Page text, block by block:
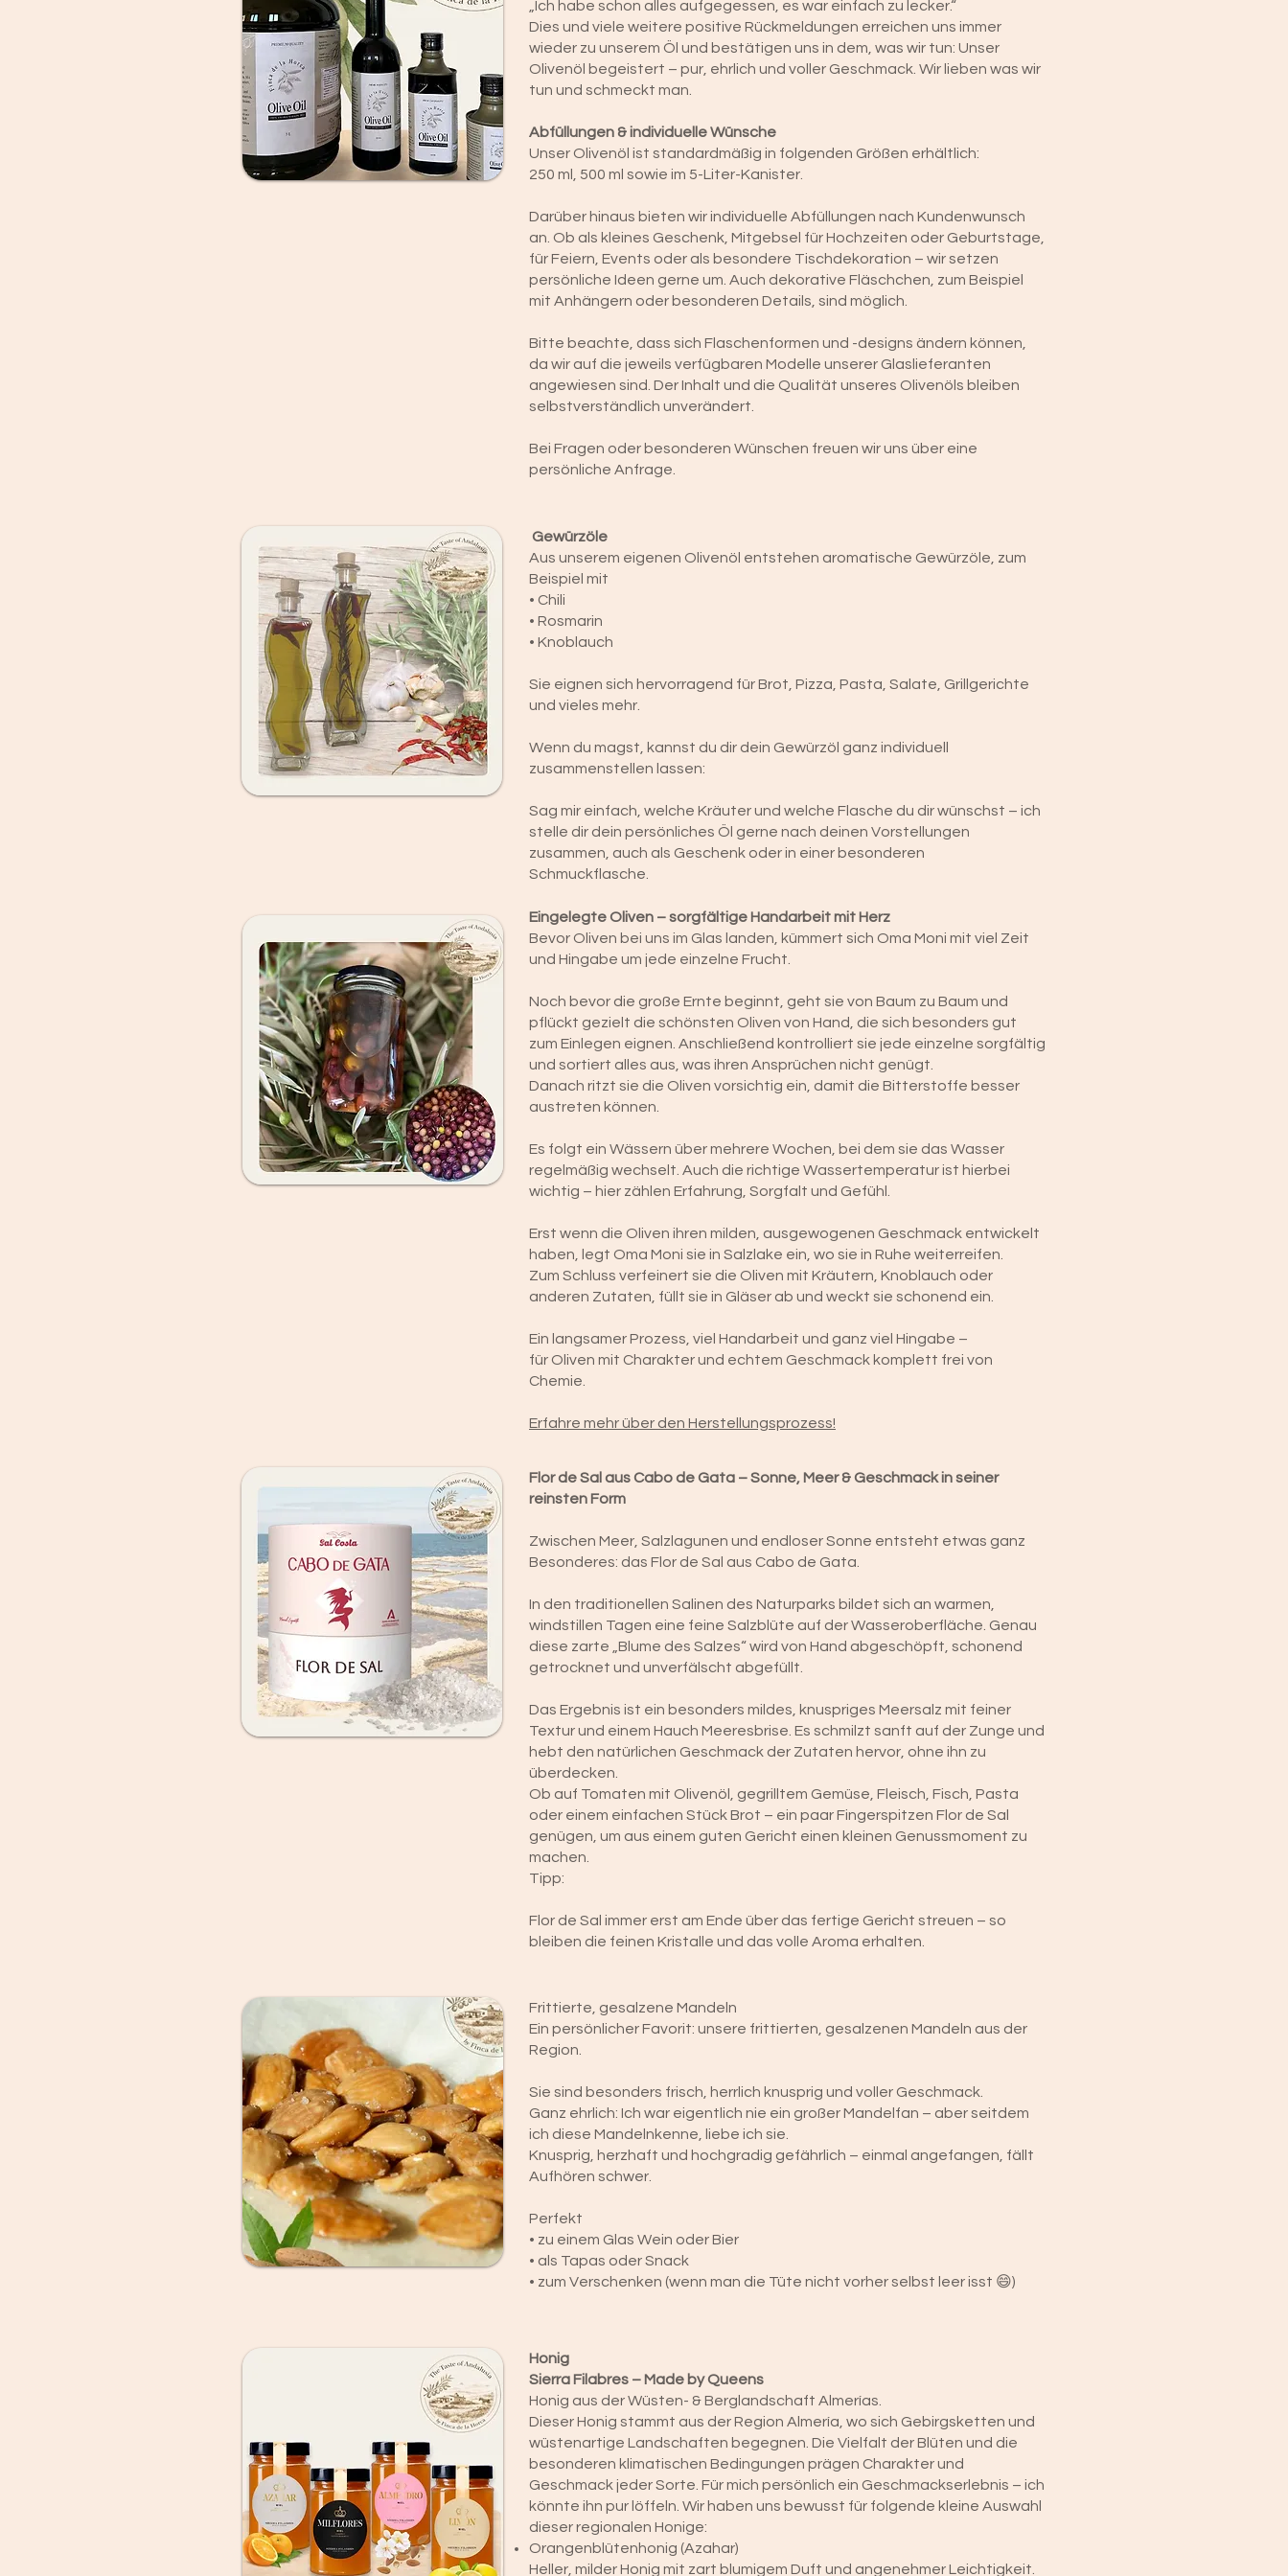
„Ich habe schon alles aufgegessen, es war einfach zu lecker.“
Dies und viele weitere positive Rückmeldungen erreichen uns immer
wieder zu unserem Öl und bestätigen uns in dem, was wir tun: Unser
Olivenöl begeistert – pur, ehrlich und voller Geschmack. Wir lieben was wir
tun und schmeckt man.
Abfüllungen & individuelle Wünsche
Unser Olivenöl ist standardmäßig in folgenden Größen erhältlich:
250 ml, 500 ml sowie im 5-Liter-Kanister.
Darüber hinaus bieten wir individuelle Abfüllungen nach Kundenwunsch
an. Ob als kleines Geschenk, Mitgebsel für Hochzeiten oder Geburtstage,
für Feiern, Events oder als besondere Tischdekoration – wir setzen
persönliche Ideen gerne um. Auch dekorative Fläschchen, zum Beispiel
mit Anhängern oder besonderen Details, sind möglich.
Bitte beachte, dass sich Flaschenformen und -designs ändern können,
da wir auf die jeweils verfügbaren Modelle unserer Glaslieferanten
angewiesen sind. Der Inhalt und die Qualität unseres Olivenöls bleiben
selbstverständlich unverändert.
Bei Fragen oder besonderen Wünschen freuen wir uns über eine
persönliche Anfrage.
Gewürzöle
Aus unserem eigenen Olivenöl entstehen aromatische Gewürzöle, zum
Beispiel mit
• Chili
• Rosmarin
• Knoblauch
Sie eignen sich hervorragend für Brot, Pizza, Pasta, Salate, Grillgerichte
und vieles mehr.
Wenn du magst, kannst du dir dein Gewürzöl ganz individuell
zusammenstellen lassen:
Sag mir einfach, welche Kräuter und welche Flasche du dir wünschst – ich
stelle dir dein persönliches Öl gerne nach deinen Vorstellungen
zusammen, auch als Geschenk oder in einer besonderen
Schmuckflasche.
Eingelegte Oliven – sorgfältige Handarbeit mit Herz
Bevor Oliven bei uns im Glas landen, kümmert sich Oma Moni mit viel Zeit
und Hingabe um jede einzelne Frucht.
Noch bevor die große Ernte beginnt, geht sie von Baum zu Baum und
pflückt gezielt die schönsten Oliven von Hand, die sich besonders gut
zum Einlegen eignen. Anschließend kontrolliert sie jede einzelne sorgfältig
und sortiert alles aus, was ihren Ansprüchen nicht genügt.
Danach ritzt sie die Oliven vorsichtig ein, damit die Bitterstoffe besser
austreten können.
Es folgt ein Wässern über mehrere Wochen, bei dem sie das Wasser
regelmäßig wechselt. Auch die richtige Wassertemperatur ist hierbei
wichtig – hier zählen Erfahrung, Sorgfalt und Gefühl.
Erst wenn die Oliven ihren milden, ausgewogenen Geschmack entwickelt
haben, legt Oma Moni sie in Salzlake ein, wo sie in Ruhe weiterreifen.
Zum Schluss verfeinert sie die Oliven mit Kräutern, Knoblauch oder
anderen Zutaten, füllt sie in Gläser ab und weckt sie schonend ein.
Ein langsamer Prozess, viel Handarbeit und ganz viel Hingabe –
für Oliven mit Charakter und echtem Geschmack komplett frei von
Chemie.
Erfahre mehr über den Herstellungsprozess!
Flor de Sal aus Cabo de Gata – Sonne, Meer & Geschmack in seiner
reinsten Form
Zwischen Meer, Salzlagunen und endloser Sonne entsteht etwas ganz
Besonderes: das Flor de Sal aus Cabo de Gata.
In den traditionellen Salinen des Naturparks bildet sich an warmen,
windstillen Tagen eine feine Salzblüte auf der Wasseroberfläche. Genau
diese zarte „Blume des Salzes“ wird von Hand abgeschöpft, schonend
getrocknet und unverfälscht abgefüllt.
Das Ergebnis ist ein besonders mildes, knuspriges Meersalz mit feiner
Textur und einem Hauch Meeresbrise. Es schmilzt sanft auf der Zunge und
hebt den natürlichen Geschmack der Zutaten hervor, ohne ihn zu
überdecken.
Ob auf Tomaten mit Olivenöl, gegrilltem Gemüse, Fleisch, Fisch, Pasta
oder einem einfachen Stück Brot – ein paar Fingerspitzen Flor de Sal
genügen, um aus einem guten Gericht einen kleinen Genussmoment zu
machen.
Tipp:
Flor de Sal immer erst am Ende über das fertige Gericht streuen – so
bleiben die feinen Kristalle und das volle Aroma erhalten.
Frittierte, gesalzene Mandeln
Ein persönlicher Favorit: unsere frittierten, gesalzenen Mandeln aus der
Region.
Sie sind besonders frisch, herrlich knusprig und voller Geschmack.
Ganz ehrlich: Ich war eigentlich nie ein großer Mandelfan – aber seitdem
ich diese Mandelnkenne, liebe ich sie.
Knusprig, herzhaft und hochgradig gefährlich – einmal angefangen, fällt
Aufhören schwer.
Perfekt
• zu einem Glas Wein oder Bier
• als Tapas oder Snack
• zum Verschenken (wenn man die Tüte nicht vorher selbst leer isst 😄)
Honig
Sierra Filabres – Made by Queens
Honig aus der Wüsten- & Berglandschaft Almerías.
Dieser Honig stammt aus der Region Almería, wo sich Gebirgsketten und
wüstenartige Landschaften begegnen. Die Vielfalt der Blüten und die
besonderen klimatischen Bedingungen prägen Charakter und
Geschmack jeder Sorte. Für mich persönlich ein Geschmackserlebnis – ich
könnte ihn pur löffeln. Wir haben uns bewusst für folgende kleine Auswahl
dieser regionalen Honige:
Orangenblütenhonig (Azahar)
Heller, milder Honig mit zart blumigem Duft und angenehmer Leichtigkeit.